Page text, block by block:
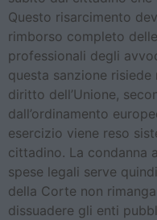
Questo risarcimento
rimborso completo
professionali degli
questa sanzione
diritto dell’Unione,
dall’ordinamento
esercizio viene reso
cittadino. La condanna
spese legali serve
della Corte non
dissuadere gli enti